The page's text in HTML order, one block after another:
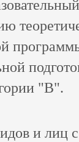
"B".
и лиц с